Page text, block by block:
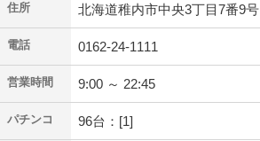
住所 北海道稚内市中央3丁目7番9号
電話 0162-24-1111
営業時間 9:00 ～ 22:45
パチンコ 96台：[1]